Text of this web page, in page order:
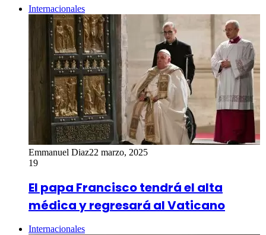
Internacionales
Emmanuel Diaz22 marzo, 2025
19
El papa Francisco tendrá el alta
médica y regresará al Vaticano
Internacionales